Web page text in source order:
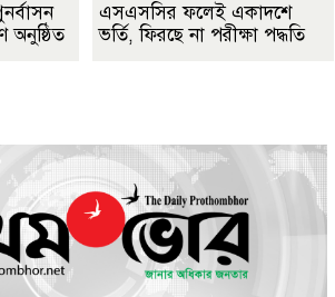
অনুষ্ঠিত
এসএসসির ফলেই একাদশে
ভর্তি, ফিরছে না পরীক্ষা পদ্ধতি